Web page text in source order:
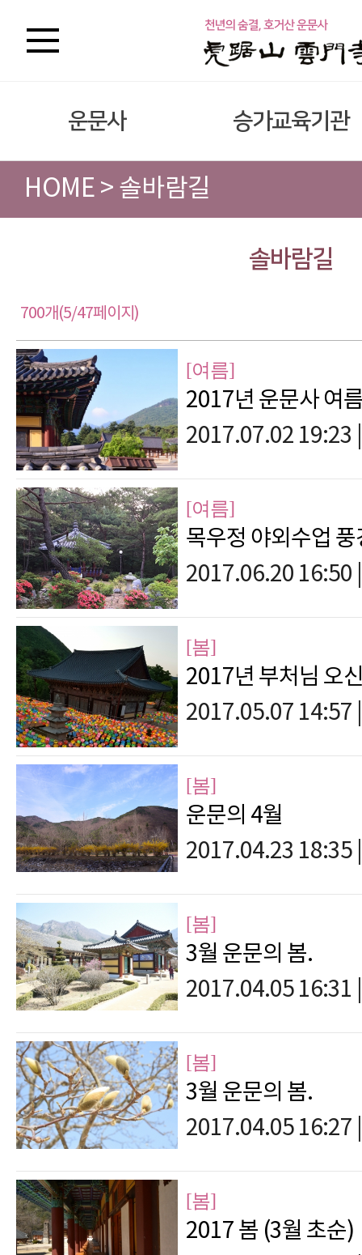
운문사 승가교육기관
HOME > 솔바람길
솔바람길
700개(5/47페이지)
[여름]
2017년 운문사 여
2017.07.02 19:23
[여름]
목우정 야외수업 풍
2017.06.20 16:50
[봄]
2017년 부처님 오
2017.05.07 14:57
[봄]
운문의 4월
2017.04.23 18:35
[봄]
3월 운문의 봄.
2017.04.05 16:31
[봄]
3월 운문의 봄.
2017.04.05 16:27
[봄]
2017 봄 (3월 초순)